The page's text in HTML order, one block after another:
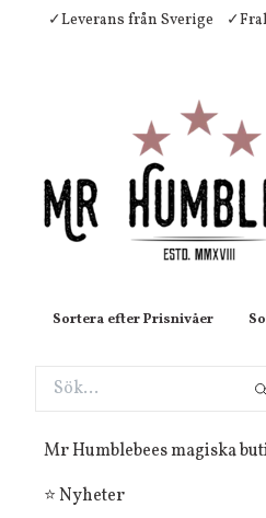
✓Leverans från Sverige
Sortera efter Prisnivåer
Mr Humblebees magiska
⭐ Nyheter